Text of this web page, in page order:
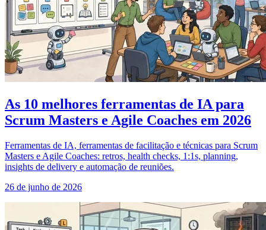
As 10 melhores ferramentas de IA para
Scrum Masters e Agile Coaches em 2026
Ferramentas de IA, ferramentas de facilitação e técnicas para Scrum
Masters e Agile Coaches: retros, health checks, 1:1s, planning,
insights de delivery e automação de reuniões.
26 de junho de 2026